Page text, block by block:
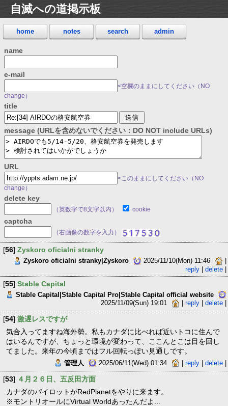
自滅への道掲示板
home notes search admin
name
e-mail
<空欄のままにしてください（NO
change）
title
message (URLを含めないでください：DO NOT include URLs)
URL
<このままにしてください（NO
change）
delete key
（英数字で8文字以内） cookie
captcha
（右画像の数字を入力）
[56] Zyskoro oficialni stranky
Zyskoro oficialni stranky|Zyskoro 2025/11/10(Mon) 11:46
reply |delete |
[55] Stable Capital
Stable Capital|Stable Capital Pro|Stable Capital official website
2025/11/09(Sun) 19:01
|reply |delete
[54] 激遅レスですが
気合入ってますね海外勢。私もカナダに比べれば近いトコに住んで
はいるんですが、ちょっと環境が変わって、ここんとこは目を回し
てました。来年の今頃まではフル回転っぽい見通しです。
管理人 2025/06/11(Wed) 01:34 |reply |delete |
[53] ４月２６日、五反田方面
カナダのパイロットがRedPlanetをやりに来ます。
※モントリオールにVirtual Worldあったんだよ...